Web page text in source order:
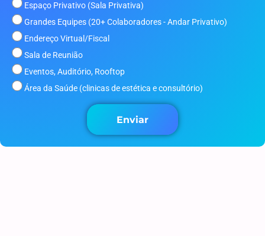
Espaço Privativo (Sala Privativa)
Grandes Equipes (20+ Colaboradores - Andar Privativo)
Endereço Virtual/Fiscal
Sala de Reunião
Eventos, Auditório, Rooftop
Área da Saúde (clinicas de estética e consultório)
Enviar